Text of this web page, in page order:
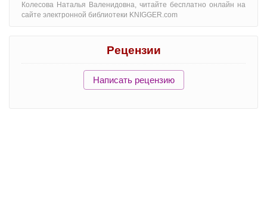
Колесова Наталья Валенидовна, читайте бесплатно онлайн на
сайте электронной библиотеки KNIGGER.com
Рецензии
Написать рецензию